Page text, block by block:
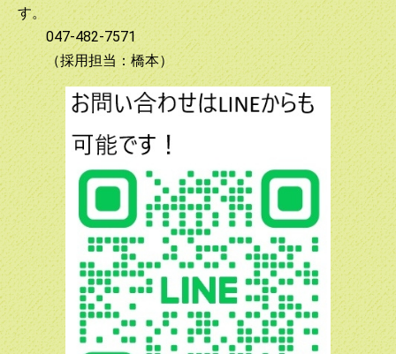
す。
047-482-7571
（採用担当：橋本）